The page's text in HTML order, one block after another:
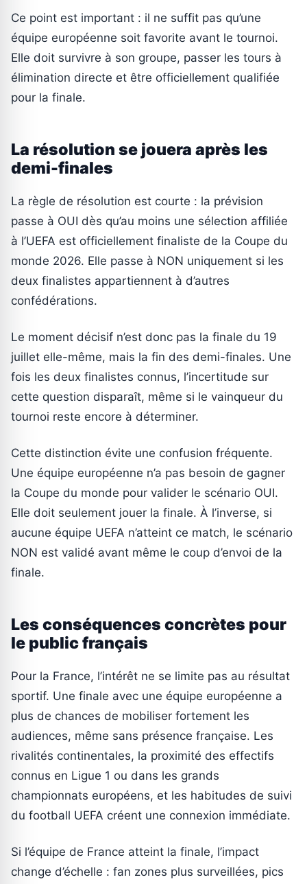
Ce point est important : il ne suffit pas qu’une
équipe européenne soit favorite avant le tournoi.
Elle doit survivre à son groupe, passer les tours à
élimination directe et être officiellement qualifiée
pour la finale.
La résolution se jouera après les
demi-finales
La règle de résolution est courte : la prévision
passe à OUI dès qu’au moins une sélection affiliée
à l’UEFA est officiellement finaliste de la Coupe du
monde 2026. Elle passe à NON uniquement si les
deux finalistes appartiennent à d’autres
confédérations.
Le moment décisif n’est donc pas la finale du 19
juillet elle-même, mais la fin des demi-finales. Une
fois les deux finalistes connus, l’incertitude sur
cette question disparaît, même si le vainqueur du
tournoi reste encore à déterminer.
Cette distinction évite une confusion fréquente.
Une équipe européenne n’a pas besoin de gagner
la Coupe du monde pour valider le scénario OUI.
Elle doit seulement jouer la finale. À l’inverse, si
aucune équipe UEFA n’atteint ce match, le scénario
NON est validé avant même le coup d’envoi de la
finale.
Les conséquences concrètes pour
le public français
Pour la France, l’intérêt ne se limite pas au résultat
sportif. Une finale avec une équipe européenne a
plus de chances de mobiliser fortement les
audiences, même sans présence française. Les
rivalités continentales, la proximité des effectifs
connus en Ligue 1 ou dans les grands
championnats européens, et les habitudes de suivi
du football UEFA créent une connexion immédiate.
Si l’équipe de France atteint la finale, l’impact
change d’échelle : fan zones plus surveillées, pics